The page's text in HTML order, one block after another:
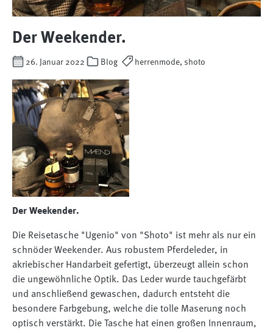
Der Weekender.
26. Januar 2022 Blog herrenmode, shoto
Der Weekender.
Die Reisetasche "Ugenio" von "Shoto" ist mehr als nur ein
schnöder Weekender. Aus robustem Pferdeleder, in
akriebischer Handarbeit gefertigt, überzeugt allein schon
die ungewöhnliche Optik. Das Leder wurde tauchgefärbt
und anschließend gewaschen, dadurch entsteht die
besondere Farbgebung, welche die tolle Maserung noch
optisch verstärkt. Die Tasche hat einen großen Innenraum,